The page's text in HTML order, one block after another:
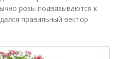
розы подвязываются к
правильный вектор